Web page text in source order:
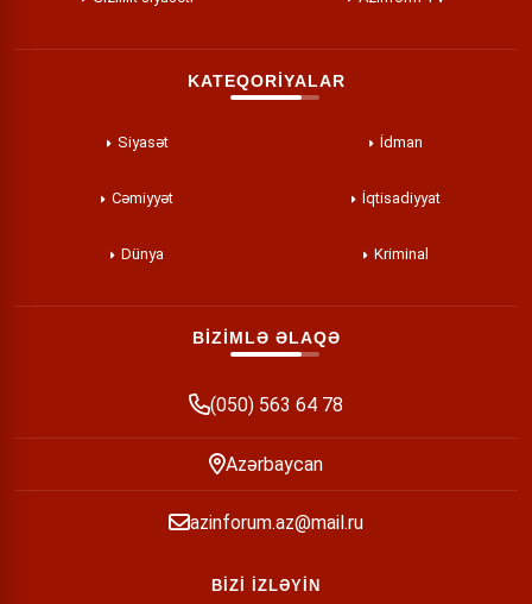
KATEQORİYALAR
Siyasət İdman
Cəmiyyət İqtisadiyyat
Dünya Kriminal
BİZİMLƏ ƏLAQƏ
(050) 563 64 78
Azərbaycan
azinforum.az@mail.ru
BİZİ İZLƏYİN